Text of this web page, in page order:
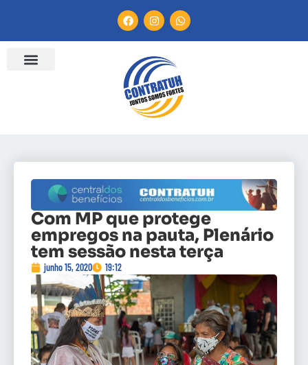
Com MP que protege
empregos na pauta, Plenário
tem sessão nesta terça
junho 15, 2020 19:12